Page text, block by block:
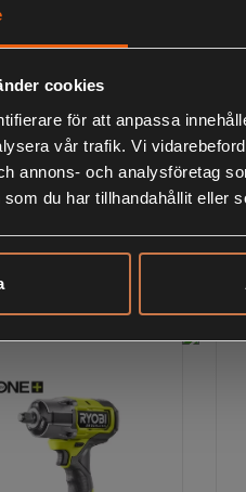
cookies
för att anpassa
vår trafik. Vi
annons- och analysföretag
du har tillhandahållit eller
RAK46MIX
Bitssats 46